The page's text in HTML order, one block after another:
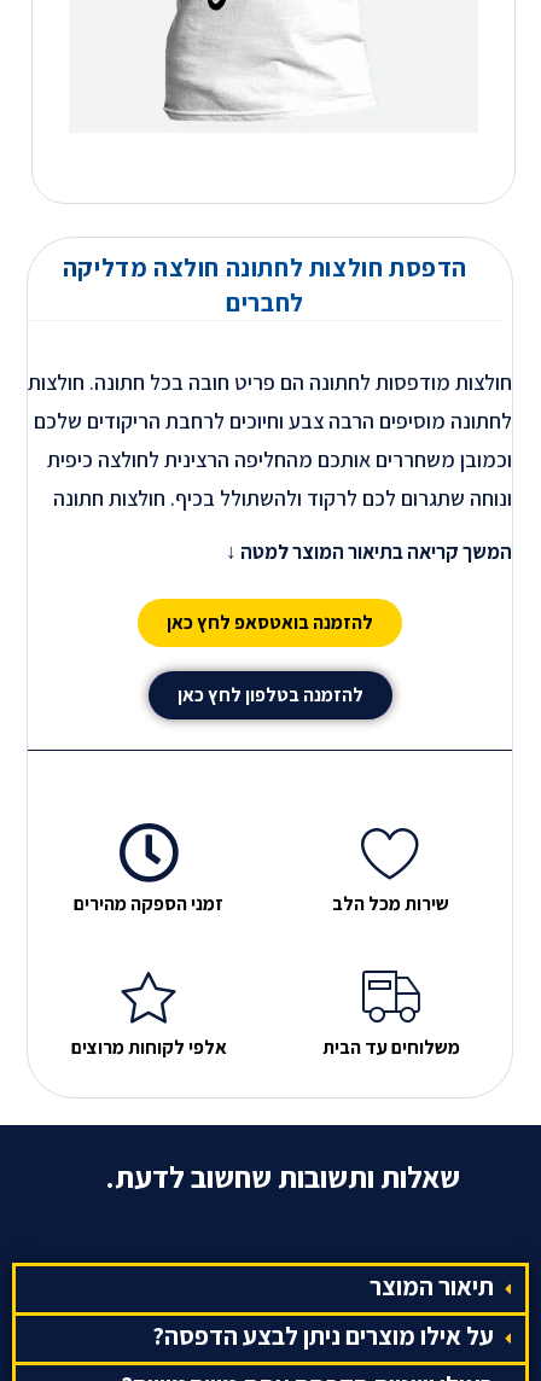
הדפסת חולצות לחתונה חולצה מדליקה
לחברים
חולצות מודפסות לחתונה הם פריט חובה בכל חתונה. חולצות
לחתונה מוסיפים הרבה צבע וחיוכים לרחבת הריקודים שלכם
וכמובן משחררים אותכם מהחליפה הרצינית לחולצה כיפית
ונוחה שתגרום לכם לרקוד ולהשתולל בכיף. חולצות חתונה
ההדפסות שלנו מתבצעות על חולצות כותנה או דרייפיט
ומגיעות בכל המידות לילדים ולמבוגרים.חשוב לדעת
משתמשים במוצרים האיכותיים ביותר, ובמכונות המתקדמות
ביותר על מנת לספק לכם את המוצר המושלם.
המשך קריאה בתיאור המוצר למטה ↓
להזמנה בואטסאפ לחץ כאן
להזמנה בטלפון לחץ כאן
שירות מכל הלב זמני הספקה מהירים
משלוחים עד הבית אלפי לקוחות מרוצים
שאלות ותשובות שחשוב לדעת.
תיאור המוצר
על אילו מוצרים ניתן לבצע הדפסה?